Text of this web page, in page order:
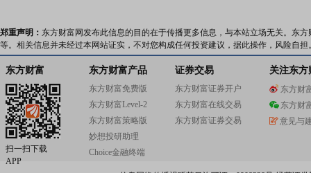
郑重声明： 东方财富网发布此信息的目的在于传播更多信息，与本站立场无关。东
等。相关信息并未经过本网站证实，不对您构成任何投资建议，据此操作，风险自担